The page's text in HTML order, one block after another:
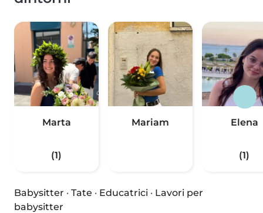
Marta
(1)
Mariam Elena
(1)
Babysitter · Tate · Educatrici · Lavori per
babysitter